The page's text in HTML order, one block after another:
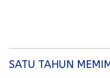
SATU TAHUN